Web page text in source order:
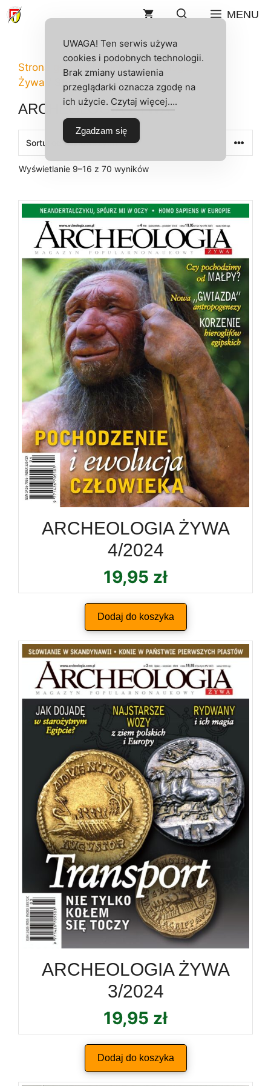
Przejdź
do
MENU
Strona główna/ Sklep / Archeologia
Żywa / Strona 2
ARCHEOLOGIA ŻYWA
Wyświetlanie 9–16 z 70 wynikówPosortowane
ARCHEOLOGIA ŻYWA
4/2024
19,95 zł
Dodaj do koszyka
ARCHEOLOGIA ŻYWA
3/2024
19,95 zł
Dodaj do koszyka
UWAGA! Ten serwis używa
cookies i podobnych technologii.
Brak zmiany ustawienia
przeglądarki oznacza zgodę na
ich użycie. Czytaj więcej….
Zgadzam się